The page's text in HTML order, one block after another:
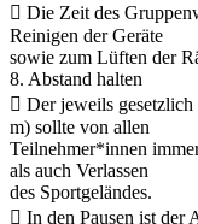
 Die Zeit des
Reinigen der Geräte
sowie zum Lüften der
8. Abstand halten
 Der jeweils gesetzlich
m) sollte von allen
Teilnehmer*innen
als auch Verlassen
des Sportgeländes.
 In den Pausen ist der